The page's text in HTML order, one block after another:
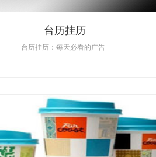
台历挂历
台历挂历：每天必看的广告